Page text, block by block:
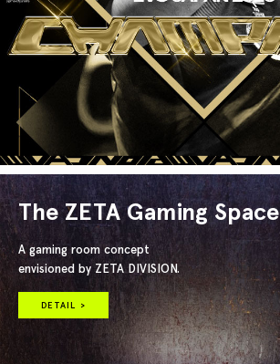
The ZETA Gaming Space
A gaming room concept
envisioned by ZETA DIVISION.
DETAIL >